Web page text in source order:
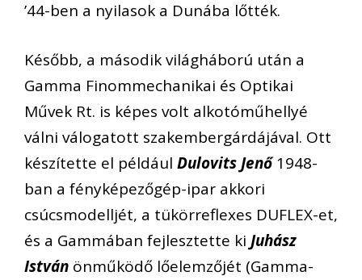
’44-ben a nyilasok a Dunába lőtték.
Később, a második világháború után a
Gamma Finommechanikai és Optikai
Művek Rt. is képes volt alkotóműhellyé
válni válogatott szakembergárdájával. Ott
készítette el például Dulovits Jenő1948-
ban a fényképezőgép-ipar akkori
csúcsmodelljét, a tükörreflexes DUFLEX-et,
és a Gammában fejlesztette ki Juhász
István önműködő lőelemzőjét (Gamma-